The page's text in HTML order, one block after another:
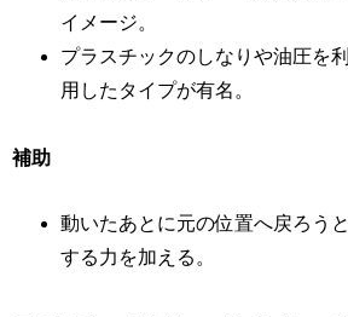
イメージ。
プラスチックのしなりや油圧を利
用したタイプが有名。
補助
動いたあとに元の位置へ戻ろうと
する力を加える。